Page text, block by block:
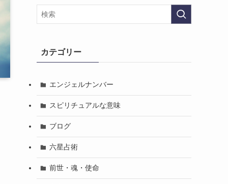
カテゴリー
エンジェルナンバー
スピリチュアルな意味
ブログ
六星占術
前世・魂・使命